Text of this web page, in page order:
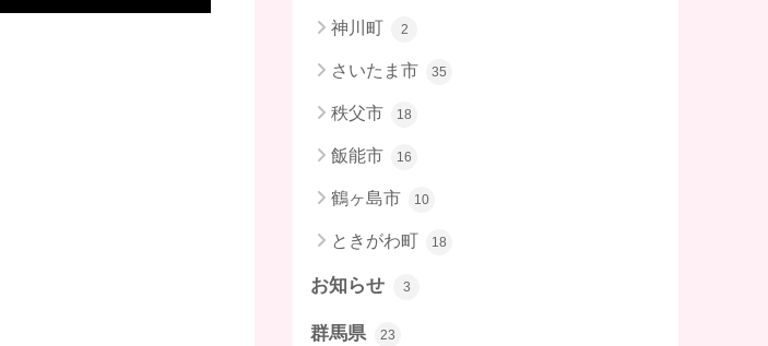
神川町 2
さいたま市 35
秩父市 18
飯能市 16
鶴ヶ島市 10
ときがわ町 18
お知らせ 3
群馬県 23